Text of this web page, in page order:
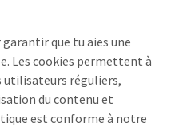
que tu aies une
Les cookies permettent à
utilisateurs réguliers,
du contenu et
est conforme à notre